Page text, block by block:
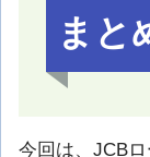
まと
今回は、JCB